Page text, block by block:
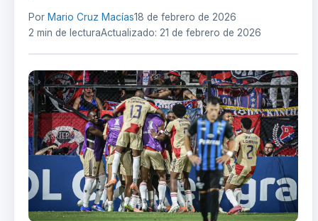
Por Mario Cruz Macías18 de febrero de 2026
2 min de lecturaActualizado: 21 de febrero de 2026